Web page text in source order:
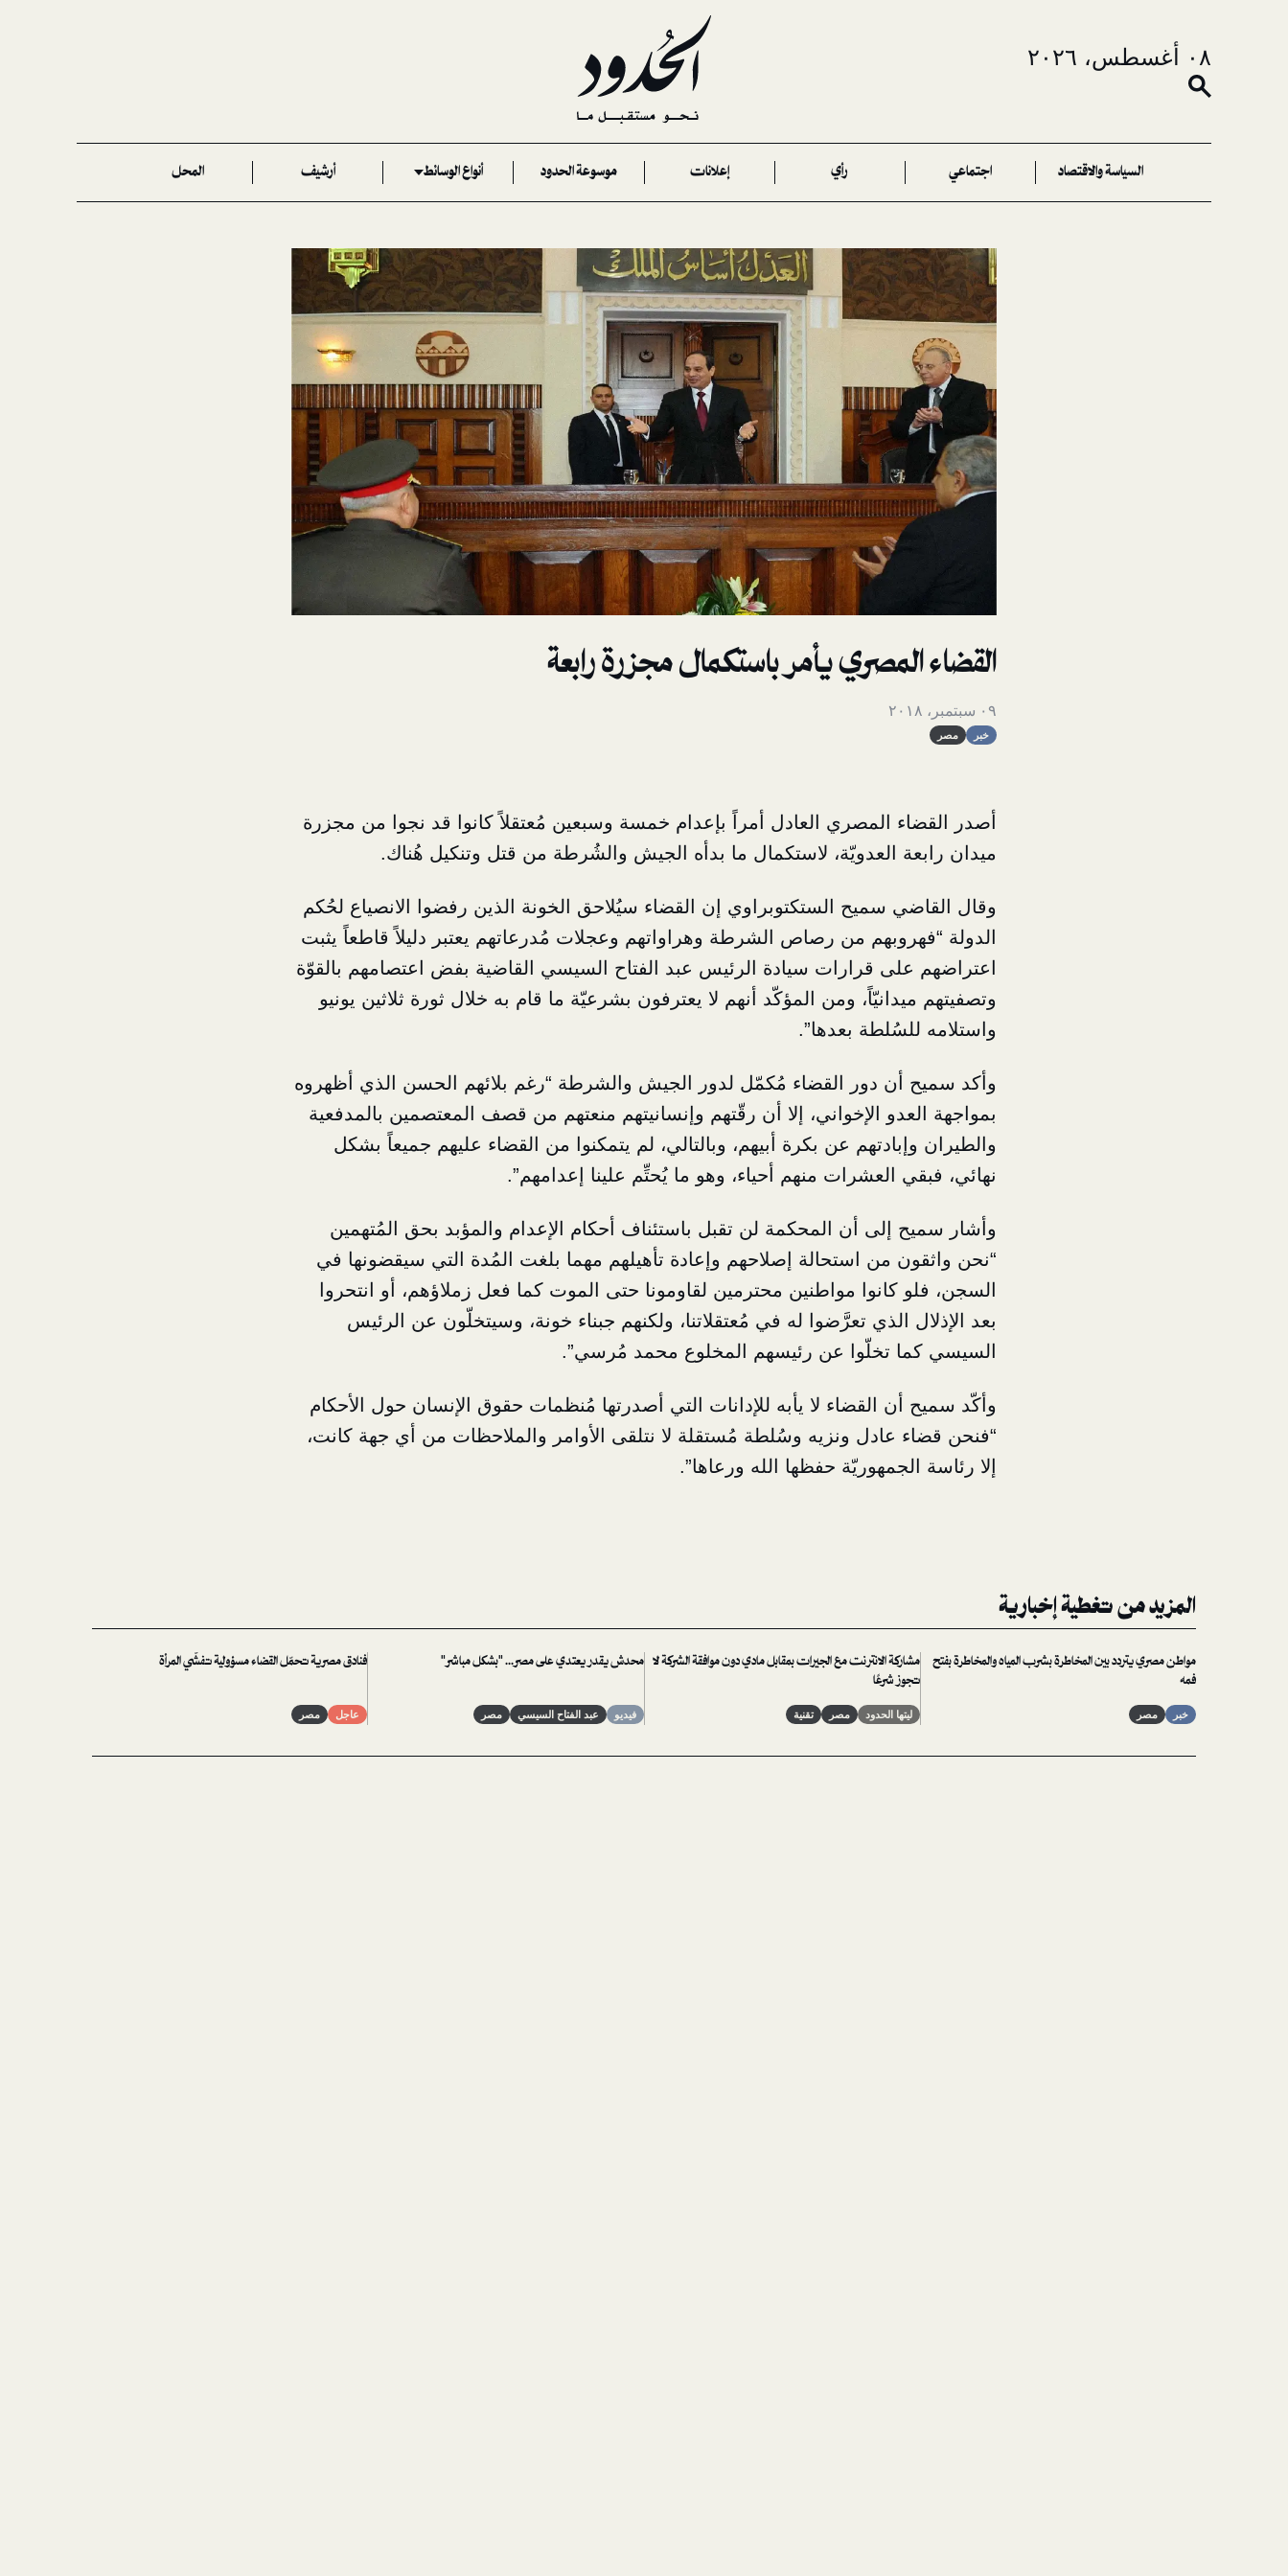
٠٨ أغسطس، ٢٠٢٦
السياسة والاقتصاد اجتماعي رأي إعلانات موسوعة الحدود أنواع الوسائط أرشيف المحل
القضاء المصري يأمر باستكمال مجزرة رابعة
٠٩ سبتمبر، ٢٠١٨
خبر مصر
أصدر القضاء المصري العادل أمراً بإعدام خمسة وسبعين مُعتقلاً كانوا قد نجوا من مجزرة
ميدان رابعة العدويّة، لاستكمال ما بدأه الجيش والشُرطة من قتل وتنكيل هُناك.
وقال القاضي سميح الستكتوبراوي إن القضاء سيُلاحق الخونة الذين رفضوا الانصياع لحُكم
الدولة “فهروبهم من رصاص الشرطة وهراواتهم وعجلات مُدرعاتهم يعتبر دليلاً قاطعاً يثبت
اعتراضهم على قرارات سيادة الرئيس عبد الفتاح السيسي القاضية بفض اعتصامهم بالقوّة
وتصفيتهم ميدانيّاً، ومن المؤكّد أنهم لا يعترفون بشرعيّة ما قام به خلال ثورة ثلاثين يونيو
واستلامه للسُلطة بعدها”.
وأكد سميح أن دور القضاء مُكمّل لدور الجيش والشرطة “رغم بلائهم الحسن الذي أظهروه
بمواجهة العدو الإخواني، إلا أن رقّتهم وإنسانيتهم منعتهم من قصف المعتصمين بالمدفعية
والطيران وإبادتهم عن بكرة أبيهم، وبالتالي، لم يتمكنوا من القضاء عليهم جميعاً بشكل
نهائي، فبقي العشرات منهم أحياء، وهو ما يُحتِّم علينا إعدامهم”.
وأشار سميح إلى أن المحكمة لن تقبل باستئناف أحكام الإعدام والمؤبد بحق المُتهمين
“نحن واثقون من استحالة إصلاحهم وإعادة تأهيلهم مهما بلغت المُدة التي سيقضونها في
السجن، فلو كانوا مواطنين محترمين لقاومونا حتى الموت كما فعل زملاؤهم، أو انتحروا
بعد الإذلال الذي تعرَّضوا له في مُعتقلاتنا، ولكنهم جبناء خونة، وسيتخلّون عن الرئيس
السيسي كما تخلّوا عن رئيسهم المخلوع محمد مُرسي”.
وأكّد سميح أن القضاء لا يأبه للإدانات التي أصدرتها مُنظمات حقوق الإنسان حول الأحكام
“فنحن قضاء عادل ونزيه وسُلطة مُستقلة لا نتلقى الأوامر والملاحظات من أي جهة كانت،
إلا رئاسة الجمهوريّة حفظها الله ورعاها”.
المزيد من تغطية إخبارية
مواطن مصري يتردد بين المخاطرة بشرب المياه والمخاطرة بفتح
فمه
خبر مصر
مشاركة الانترنت مع الجيرات بمقابل مادي دون موافقة الشركة لا
تجوز شرعًا
ليتها الحدود مصر تقنية
محدش يقدر يعتدي على مصر... "بشكل مباشر"
فيديو عبد الفتاح السيسي مصر
فنادق مصرية تحمّل القضاء مسؤولية تفشّي المرأة
عاجل مصر